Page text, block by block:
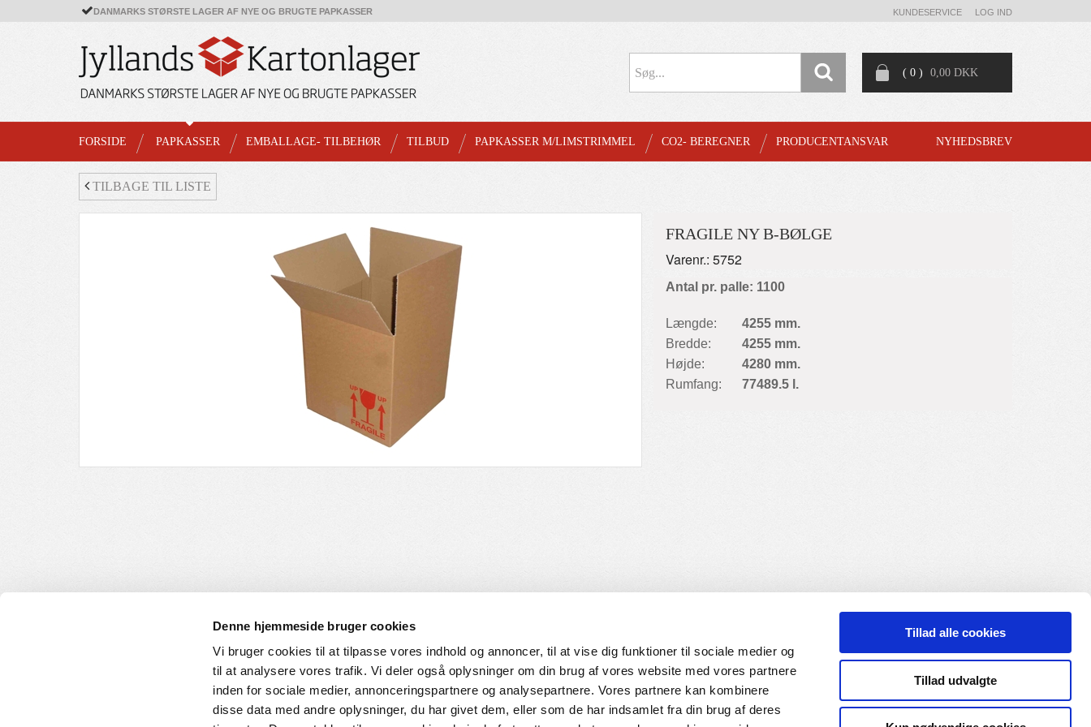
Denne hjemmeside bruger cookies
Vi bruger cookies til at tilpasse vores indhold og annoncer, til at vise dig funktioner til sociale medier og
til at analysere vores trafik. Vi deler også oplysninger om din brug af vores website med vores partnere
inden for sociale medier, annonceringspartnere og analysepartnere. Vores partnere kan kombinere
disse data med andre oplysninger, du har givet dem, eller som de har indsamlet fra din brug af deres
Tillad alle cookies
Tillad udvalgte
DANMARKS STØRSTE LAGER AF NYE OG BRUGTE PAPKASSER KUNDESERVICE LOG IND
( 0 ) 0,00 DKK
FORSIDE PAPKASSER EMBALLAGE- TILBEHØR TILBUD PAPKASSER M/LIMSTRIMMEL CO2- BEREGNER PRODUCENTANSVAR NYHEDSBREV
TILBAGE TIL LISTE
FRAGILE NY B-BØLGE
Varenr.: 5752
Antal pr. palle: 1100
Længde:
4255 mm.
Bredde:
4255 mm.
Højde:
4280 mm.
Rumfang:
77489.5 l.
KUNDESERVICE
Handelsbetingelser
HVORDAN HANDLER DU
Login til web-shop